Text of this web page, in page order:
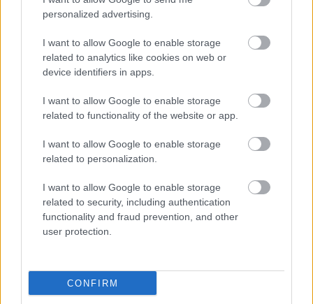
personalized advertising.
I want to allow Google to enable storage
related to analytics like cookies on web or
device identifiers in apps.
I want to allow Google to enable storage
related to functionality of the website or app.
I want to allow Google to enable storage
related to personalization.
I want to allow Google to enable storage
related to security, including authentication
functionality and fraud prevention, and other
user protection.
CONFIRM
Ez a beirás elég laposra sikeredett, annak ellenére,
Vannak kijelentések melyeket nem támaszt alá a
szerzö hanem teljes igazságként irja le.Pld: "
közösséget megtagadó liberalizmus," hiszen ez így
manipulál, persze tudatlanul.
Kár érte.
15 éve
Sajnálom, hogy itt is terjed az a városi legenda,
amely szerint a 68-as baloldal = középosztály
olaszországi FORRÓ ŐSZ (1969-1972; munkások),
mexikói mozgalmak (munkások). Csakugyan: